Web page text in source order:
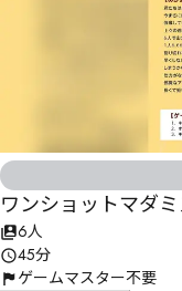
ワンショットマダ
6人
45分
ゲームマスター不要